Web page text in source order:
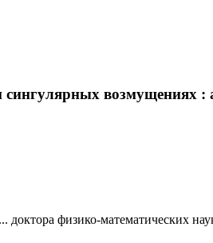
возмущениях :
физико-математических